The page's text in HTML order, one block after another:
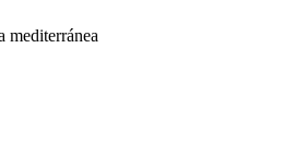
mediterránea